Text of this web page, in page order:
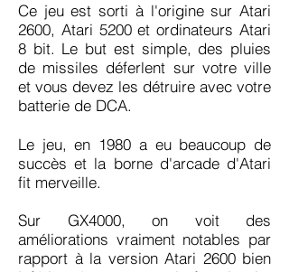
Ce jeu est sorti à l'origine sur Atari
2600, Atari 5200 et ordinateurs Atari
8 bit. Le but est simple, des pluies
de missiles déferlent sur votre ville
et vous devez les détruire avec votre
batterie de DCA.
Le jeu, en 1980 a eu beaucoup de
succès et la borne d'arcade d'Atari
fit merveille.
Sur GX4000, on voit des
améliorations vraiment notables par
rapport à la version Atari 2600 bien